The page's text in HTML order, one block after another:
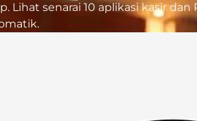
Lihat senarai 10 aplikasi kasir